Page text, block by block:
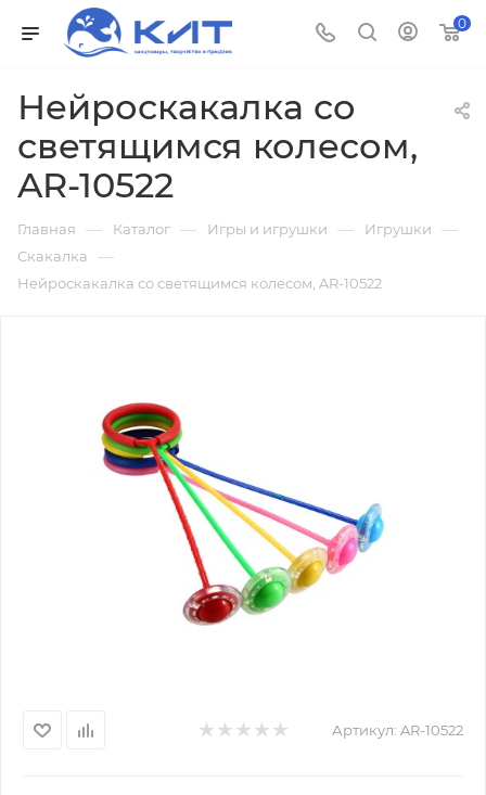
0
Нейроскакалка со
светящимся колесом,
AR-10522
Главная — Каталог — Игры и игрушки — Игрушки —
Скакалка —
Нейроскакалка со светящимся колесом, AR-10522
Артикул: AR-10522